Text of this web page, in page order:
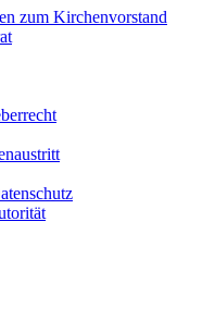
zum Kirchenvorstand